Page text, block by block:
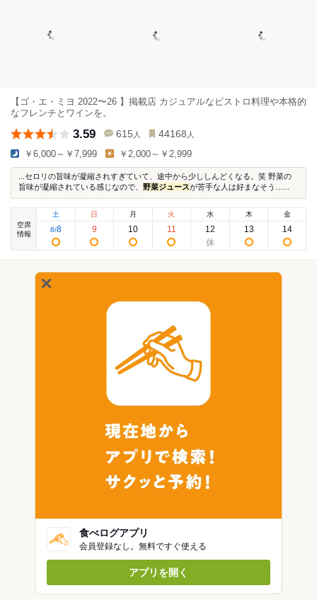
【ゴ・エ・ミヨ 2022〜26 】掲載店 カジュアルなビストロ料理や本格的
なフレンチとワインを。
3.59 615 人 44168 人
￥6,000～￥7,999 ￥2,000～￥2,999
...セロリの旨味が凝縮されすぎていて、途中から少ししんどくなる。笑 野菜の
旨味が凝縮されている感じなので、 野菜ジュースが苦手な人は好まなそう…...
空席
情報
土
8/8
日
9
月
10
火
11
水
12
木
13
金
14
食べログアプリ
会員登録なし。無料ですぐ使える
アプリを開く